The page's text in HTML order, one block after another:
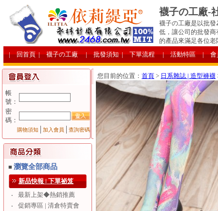
襪子の工廠-
襪子の工廠是以批
低，讓公司的批發
的產品來滿足各位老
| 回首頁 | 襪子の工廠 | 批發須知 | 下單流程 | 活動特區 | 會
帳
號：
密
碼：
購物須知 加入會員 查詢密碼
■ 瀏覽全部商品
新品快報 | 下單祕笈
‧
最新上架◆熱銷推薦
‧
促銷專區 | 清倉特賣會
您目前的位置： 首頁 > 日系雜誌 | 造型褲襪